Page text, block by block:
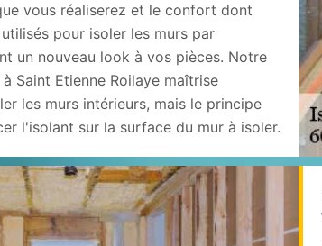
vous réaliserez et le confort dont
pour isoler les murs par
un nouveau look à vos pièces. Notre
Saint Etienne Roilaye maîtrise
les murs intérieurs, mais le principe
l'isolant sur la surface du mur à isoler.